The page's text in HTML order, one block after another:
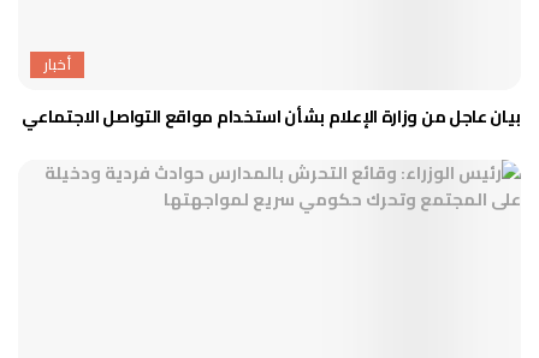
أخبار
بيان عاجل من وزارة الإعلام بشأن استخدام مواقع التواصل الاجتماعي